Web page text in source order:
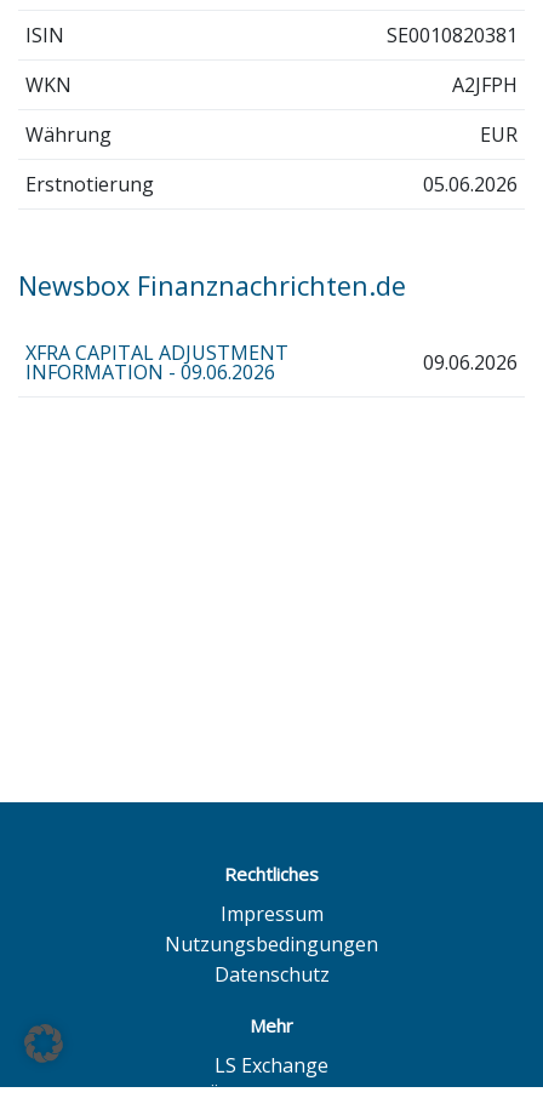
ISIN
SE0010820381
WKN
A2JFPH
Währung
EUR
Erstnotierung
05.06.2026
Newsbox Finanznachrichten.de
XFRA CAPITAL ADJUSTMENT
INFORMATION - 09.06.2026 09.06.2026
Rechtliches
Impressum
Nutzungsbedingungen
Datenschutz
Mehr
LS Exchange